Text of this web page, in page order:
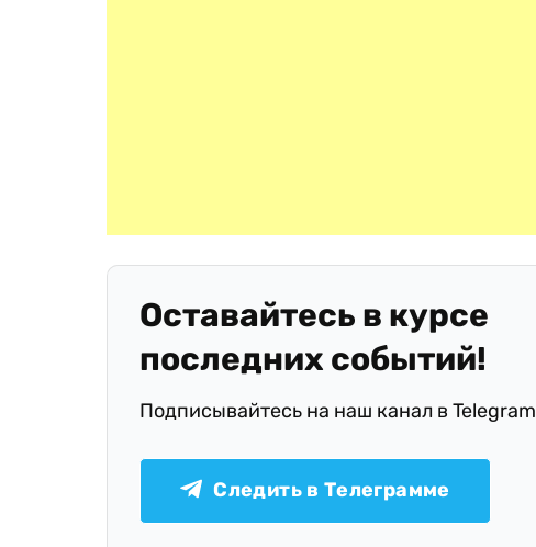
Оставайтесь в курсе
последних событий!
Подписывайтесь на наш канал в Telegram
Следить в Телеграмме